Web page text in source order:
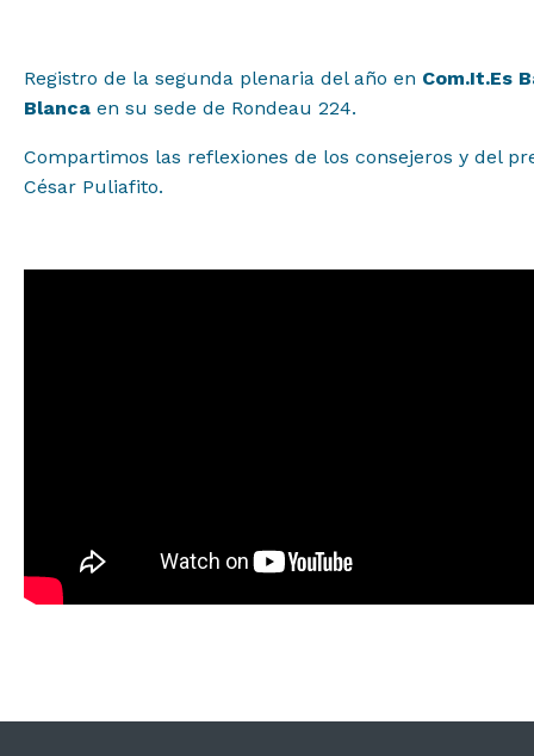
Registro de la segunda plenaria del año en Com.It.Es
Blanca en su sede de Rondeau 224.
Compartimos las reflexiones de los consejeros y del
César Puliafito.
Institucional
Muestras y Contenidos
Noticias